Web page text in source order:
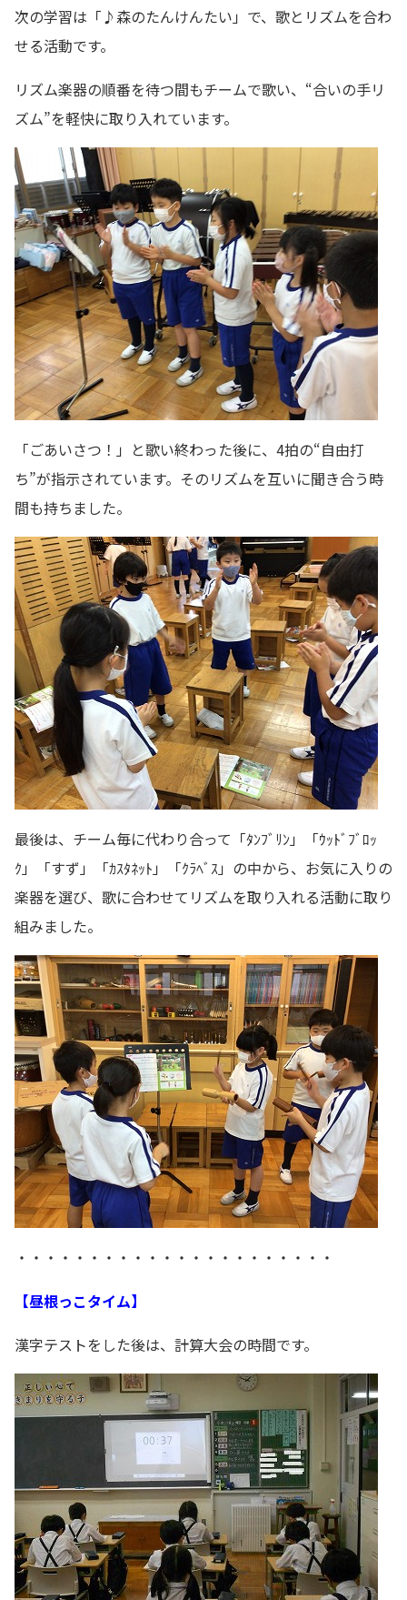
次の学習は「♪森のたんけんたい」で、歌とリズムを合わ
せる活動です。
リズム楽器の順番を待つ間もチームで歌い、“合いの手リ
ズム”を軽快に取り入れています。
「ごあいさつ！」と歌い終わった後に、4拍の“自由打
ち”が指示されています。そのリズムを互いに聞き合う時
間も持ちました。
最後は、チーム毎に代わり合って「ﾀﾝﾌﾞﾘﾝ」「ｳｯﾄﾞﾌﾞﾛｯ
ｸ」「すず」「ｶｽﾀﾈｯﾄ」「ｸﾗﾍﾞｽ」の中から、お気に入りの
楽器を選び、歌に合わせてリズムを取り入れる活動に取り
組みました。
・・・・・・・・・・・・・・・・・・・・・・
【昼根っこタイム】
漢字テストをした後は、計算大会の時間です。